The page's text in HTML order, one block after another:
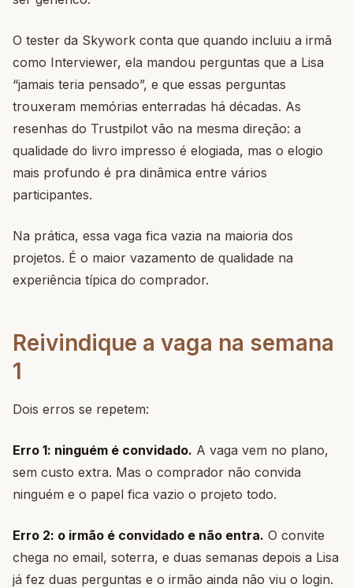
O tester da Skywork conta que quando incluiu a irmã
como Interviewer, ela mandou perguntas que a Lisa
“jamais teria pensado”, e que essas perguntas
trouxeram memórias enterradas há décadas. As
resenhas do Trustpilot vão na mesma direção: a
qualidade do livro impresso é elogiada, mas o elogio
mais profundo é pra dinâmica entre vários
participantes.
Na prática, essa vaga fica vazia na maioria dos
projetos. É o maior vazamento de qualidade na
experiência típica do comprador.
Reivindique a vaga na semana
1
Dois erros se repetem:
Erro 1: ninguém é convidado. A vaga vem no plano,
sem custo extra. Mas o comprador não convida
ninguém e o papel fica vazio o projeto todo.
Erro 2: o irmão é convidado e não entra. O convite
chega no email, soterra, e duas semanas depois a Lisa
já fez duas perguntas e o irmão ainda não viu o login.